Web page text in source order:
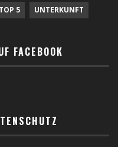
TOP 5 UNTERKUNFT
FACEBOOK